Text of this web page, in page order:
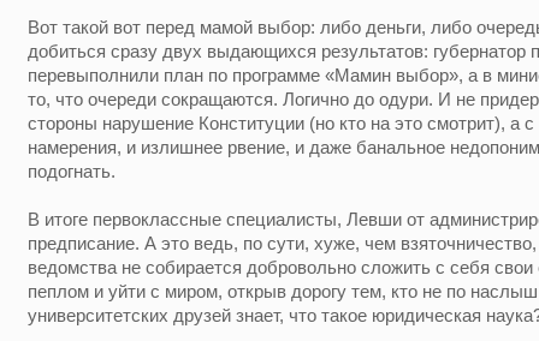
Вот такой вот перед мамой выбор: либо деньги, либо
добиться сразу двух выдающихся результатов: губернатор
перевыполнили план по программе «Мамин выбор», а в
то, что очереди сокращаются. Логично до одури. И не
стороны нарушение Конституции (но кто на это смотрит), а
намерения, и излишнее рвение, и даже банальное
подогнать.
В итоге первоклассные специалисты, Левши от
предписание. А это ведь, по сути, хуже, чем
ведомства не собирается добровольно сложить с себя
пеплом и уйти с миром, открыв дорогу тем, кто не по
университетских друзей знает, что такое юридическая